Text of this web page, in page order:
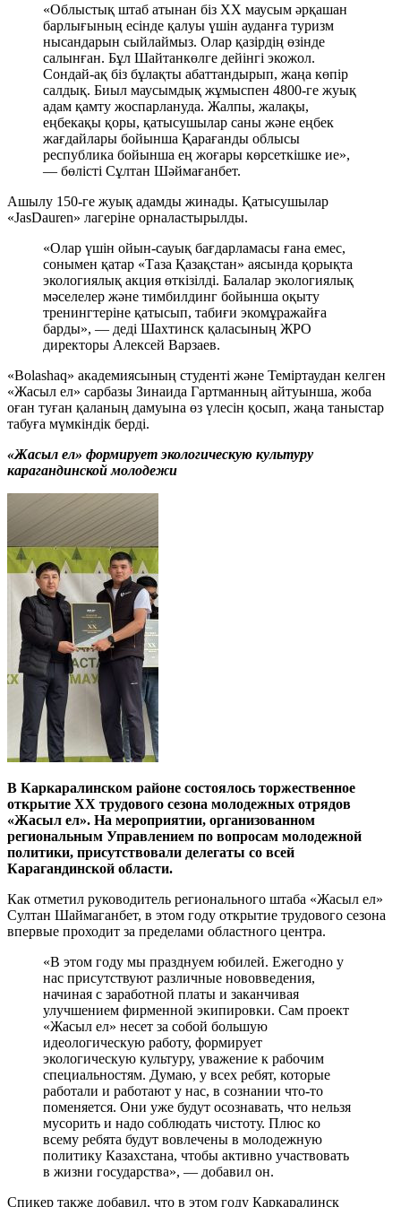
«Облыстық штаб атынан біз ХХ маусым әрқашан
барлығының есінде қалуы үшін ауданға туризм
нысандарын сыйлаймыз. Олар қазірдің өзінде
салынған. Бұл Шайтанкөлге дейінгі экожол.
Сондай-ақ біз бұлақты абаттандырып, жаңа көпір
салдық. Биыл маусымдық жұмыспен 4800-ге жуық
адам қамту жоспарлануда. Жалпы, жалақы,
еңбекақы қоры, қатысушылар саны және еңбек
жағдайлары бойынша Қарағанды облысы
республика бойынша ең жоғары көрсеткішке ие»,
— бөлісті Сұлтан Шәймағанбет.
Ашылу 150-ге жуық адамды жинады. Қатысушылар
«JasDauren» лагеріне орналастырылды.
«Олар үшін ойын-сауық бағдарламасы ғана емес,
сонымен қатар «Таза Қазақстан» аясында қорықта
экологиялық акция өткізілді. Балалар экологиялық
мәселелер және тимбилдинг бойынша оқыту
тренингтеріне қатысып, табиғи экомұражайға
барды», — деді Шахтинск қаласының ЖРО
директоры Алексей Варзаев.
«Bolashaq» академиясының студенті және Теміртаудан келген
«Жасыл ел» сарбазы Зинаида Гартманның айтуынша, жоба
оған туған қаланың дамуына өз үлесін қосып, жаңа таныстар
табуға мүмкіндік берді.
«Жасыл ел» формирует экологическую культуру
карагандинской молодежи
В Каркаралинском районе состоялось торжественное
открытие ХХ трудового сезона молодежных отрядов
«Жасыл ел». На мероприятии, организованном
региональным Управлением по вопросам молодежной
политики, присутствовали делегаты со всей
Карагандинской области.
Как отметил руководитель регионального штаба «Жасыл ел»
Султан Шаймаганбет, в этом году открытие трудового сезона
впервые проходит за пределами областного центра.
«В этом году мы празднуем юбилей. Ежегодно у
нас присутствуют различные нововведения,
начиная с заработной платы и заканчивая
улучшением фирменной экипировки. Сам проект
«Жасыл ел» несет за собой большую
идеологическую работу, формирует
экологическую культуру, уважение к рабочим
специальностям. Думаю, у всех ребят, которые
работали и работают у нас, в сознании что-то
поменяется. Они уже будут осознавать, что нельзя
мусорить и надо соблюдать чистоту. Плюс ко
всему ребята будут вовлечены в молодежную
политику Казахстана, чтобы активно участвовать
в жизни государства», — добавил он.
Спикер также добавил, что в этом году Каркаралинск